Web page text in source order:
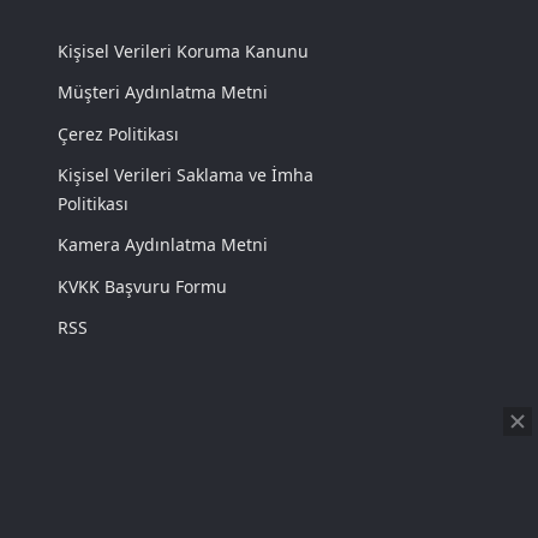
Kişisel Verileri Koruma Kanunu
Müşteri Aydınlatma Metni
Çerez Politikası
Kişisel Verileri Saklama ve İmha
Politikası
Kamera Aydınlatma Metni
KVKK Başvuru Formu
RSS